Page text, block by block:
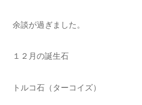
余談が過ぎました。
１２月の誕生石
トルコ石（ターコイズ）